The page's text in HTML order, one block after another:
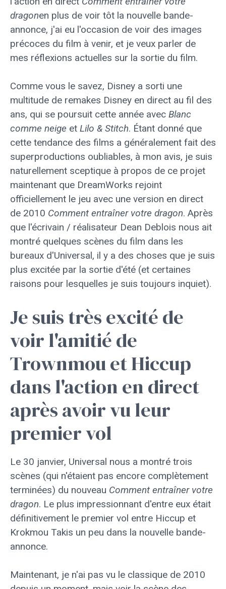
dragonen plus de voir tôt la nouvelle bande-
annonce, j'ai eu l'occasion de voir des images
précoces du film à venir, et je veux parler de
mes réflexions actuelles sur la sortie du film.
Comme vous le savez, Disney a sorti une
multitude de remakes Disney en direct au fil des
ans, qui se poursuit cette année avec Blanc
comme neige et Lilo & Stitch. Étant donné que
cette tendance des films a généralement fait des
superproductions oubliables, à mon avis, je suis
naturellement sceptique à propos de ce projet
maintenant que DreamWorks rejoint
officiellement le jeu avec une version en direct
de 2010 Comment entraîner votre dragon. Après
que l'écrivain / réalisateur Dean Deblois nous ait
montré quelques scènes du film dans les
bureaux d'Universal, il y a des choses que je suis
plus excitée par la sortie d'été (et certaines
raisons pour lesquelles je suis toujours inquiet).
Je suis très excité de
voir l'amitié de
Trownmou et Hiccup
dans l'action en direct
après avoir vu leur
premier vol
Le 30 janvier, Universal nous a montré trois
scènes (qui n'étaient pas encore complètement
terminées) du nouveau Comment entraîner votre
dragon. Le plus impressionnant d'entre eux était
définitivement le premier vol entre Hiccup et
Krokmou Takis un peu dans la nouvelle bande-
annonce.
Maintenant, je n'ai pas vu le classique de 2010